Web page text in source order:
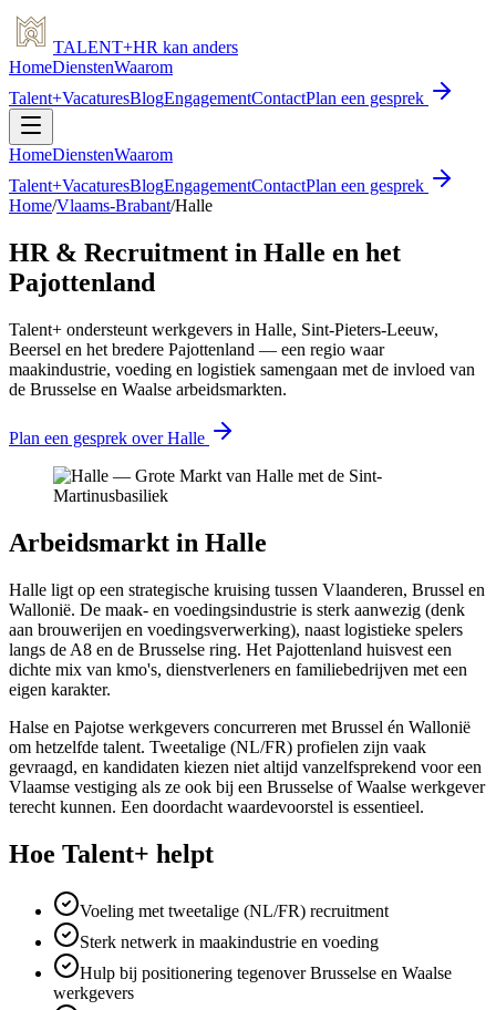
TALENT+HR kan anders
HomeDienstenWaarom
Talent+VacaturesBlogEngagementContactPlan een gesprek
HomeDienstenWaarom
Talent+VacaturesBlogEngagementContactPlan een gesprek
Home/Vlaams-Brabant/Halle
HR & Recruitment in Halle en het
Pajottenland
Talent+ ondersteunt werkgevers in Halle, Sint-Pieters-Leeuw,
Beersel en het bredere Pajottenland — een regio waar
maakindustrie, voeding en logistiek samengaan met de invloed van
de Brusselse en Waalse arbeidsmarkten.
Plan een gesprek over Halle
Arbeidsmarkt in Halle
Halle ligt op een strategische kruising tussen Vlaanderen, Brussel en
Wallonië. De maak- en voedingsindustrie is sterk aanwezig (denk
aan brouwerijen en voedingsverwerking), naast logistieke spelers
langs de A8 en de Brusselse ring. Het Pajottenland huisvest een
dichte mix van kmo's, dienstverleners en familiebedrijven met een
eigen karakter.
Halse en Pajotse werkgevers concurreren met Brussel én Wallonië
om hetzelfde talent. Tweetalige (NL/FR) profielen zijn vaak
gevraagd, en kandidaten kiezen niet altijd vanzelfsprekend voor een
Vlaamse vestiging als ze ook bij een Brusselse of Waalse werkgever
terecht kunnen. Een doordacht waardevoorstel is essentieel.
Hoe Talent+ helpt
Voeling met tweetalige (NL/FR) recruitment
Sterk netwerk in maakindustrie en voeding
Hulp bij positionering tegenover Brusselse en Waalse
werkgevers